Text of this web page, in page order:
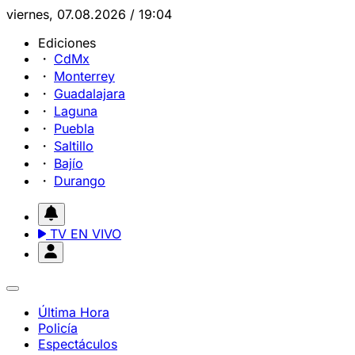
viernes, 07.08.2026 / 19:04
Ediciones
CdMx
Monterrey
Guadalajara
Laguna
Puebla
Saltillo
Bajío
Durango
TV EN VIVO
Última Hora
Policía
Espectáculos